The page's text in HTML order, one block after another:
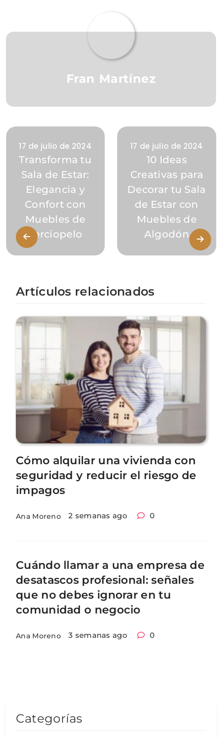
Fran Martínez
17 de julio de 2024
Transforma tu
Sala de Estar:
Elegancia y
Confort con
Muebles de
Terciopelo
17 de julio de 2024
10 Ideas
Creativas para
Decorar tu Sala
de Estar con
Muebles de
Algodón
Artículos relacionados
Cómo alquilar una vivienda con
seguridad y reducir el riesgo de
impagos
Ana Moreno 2 semanas ago 0
Cuándo llamar a una empresa de
desatascos profesional: señales
que no debes ignorar en tu
comunidad o negocio
Ana Moreno 3 semanas ago 0
Categorías